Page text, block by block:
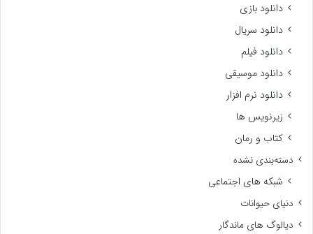
دانلود بازی
دانلود سریال
دانلود فیلم
دانلود موسیقی
دانلود نرم افزار
زیرنویس ها
کتاب و رمان
دسته‌بندی نشده
شبکه های اجتماعی
دنیای حیوانات
دیالوگ های ماندگار